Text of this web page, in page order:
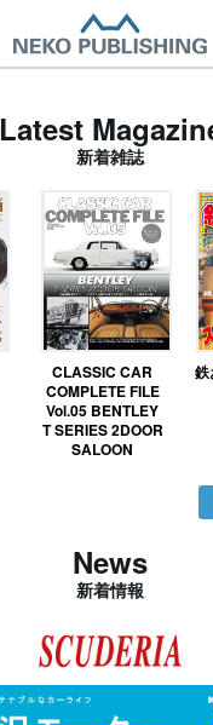
Latest
新着雑誌
CLASSIC CAR
COMPLETE FILE
Vol.05 BENTLEY
T SERIES 2DOOR
SALOON
鉄
News
新着情報